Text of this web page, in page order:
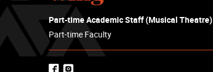
Part-time Academic Staff (Musical Theatre)
Part-time Faculty